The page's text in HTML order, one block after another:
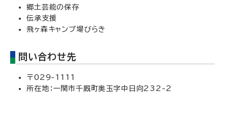
郷土芸能の保存
伝承支援
飛ヶ森キャンプ場びらき
問い合わせ先
〒029-1111
所在地：一関市千厩町奥玉字中日向232-2